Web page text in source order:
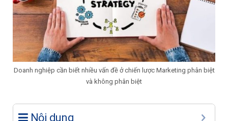
Doanh nghiệp cần biết nhiều vấn đề ở chiến lược Marketing phân biệt
và không phân biệt
Nội dung